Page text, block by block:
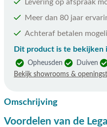
Levering op afspraak
Meer dan 80 jaar
Achteraf betalen
Dit product is te bekijken
Opheusden Duiven
Bekijk showrooms &
Omschrijving
Voordelen van de